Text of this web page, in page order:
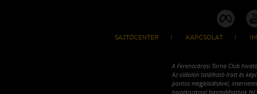
SAJTÓCENTER KAPCSOLAT
A Ferencvárosi Torna Club
Az oldalon található írott és
pontos megjelölésével,
hivatkozással használhatóak fel.